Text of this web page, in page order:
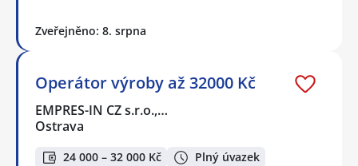
Zveřejněno: 8. srpna
Operátor výroby až 32000 Kč
EMPRES-IN CZ s.r.o.,…
Ostrava
24 000 – 32 000 Kč
Plný úvazek